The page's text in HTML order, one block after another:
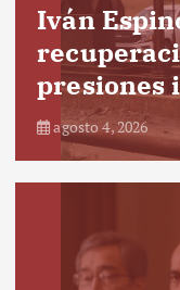
Iván
presiones
agosto 4, 2026